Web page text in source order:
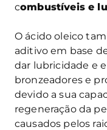
combustíveis e
O ácido oleico
aditivo em base
dar lubricidade e
bronzeadores e
devido a sua
regeneração da
causados pelos